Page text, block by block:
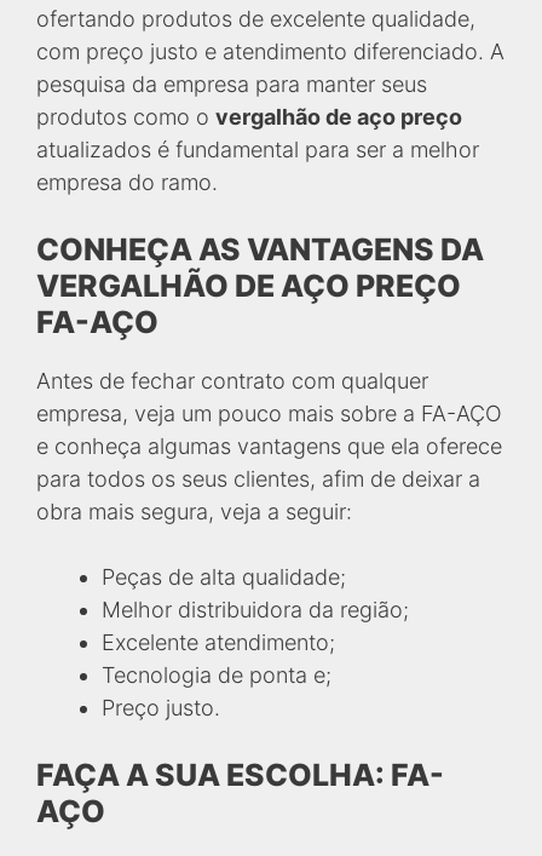
ofertando produtos de excelente qualidade,
com preço justo e atendimento diferenciado. A
pesquisa da empresa para manter seus
produtos como o vergalhão de aço preço
atualizados é fundamental para ser a melhor
empresa do ramo.
CONHEÇA AS VANTAGENS DA
VERGALHÃO DE AÇO PREÇO
FA-AÇO
Antes de fechar contrato com qualquer
empresa, veja um pouco mais sobre a FA-AÇO
e conheça algumas vantagens que ela oferece
para todos os seus clientes, afim de deixar a
obra mais segura, veja a seguir:
Peças de alta qualidade;
Melhor distribuidora da região;
Excelente atendimento;
Tecnologia de ponta e;
Preço justo.
FAÇA A SUA ESCOLHA: FA-
AÇO